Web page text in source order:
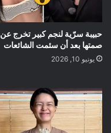
حبيبة سرّية لنجم كبير تخرج عن
صمتها بعد أن سئمت الشائعات
يونيو 10, 2026